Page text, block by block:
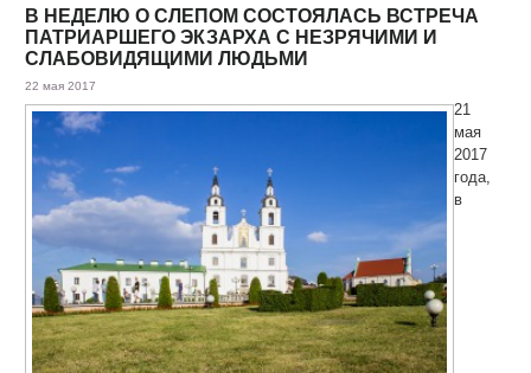
В НЕДЕЛЮ О СЛЕПОМ СОСТОЯЛАСЬ ВСТРЕЧА
ПАТРИАРШЕГО ЭКЗАРХА С НЕЗРЯЧИМИ И
СЛАБОВИДЯЩИМИ ЛЮДЬМИ
22 мая 2017
21
мая
2017
года,
в